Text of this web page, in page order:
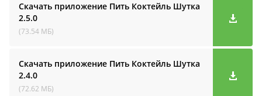
Скачать приложение Пить Коктейль Шутка
2.5.0
(73.54 МБ)
Скачать приложение Пить Коктейль Шутка
2.4.0
(72.62 МБ)